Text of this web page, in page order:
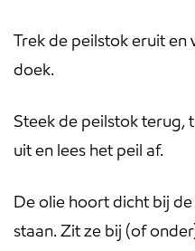
Trek de peilstok eruit en
doek.
Steek de peilstok terug,
uit en lees het peil af.
De olie hoort dicht bij
staan. Zit ze bij (of